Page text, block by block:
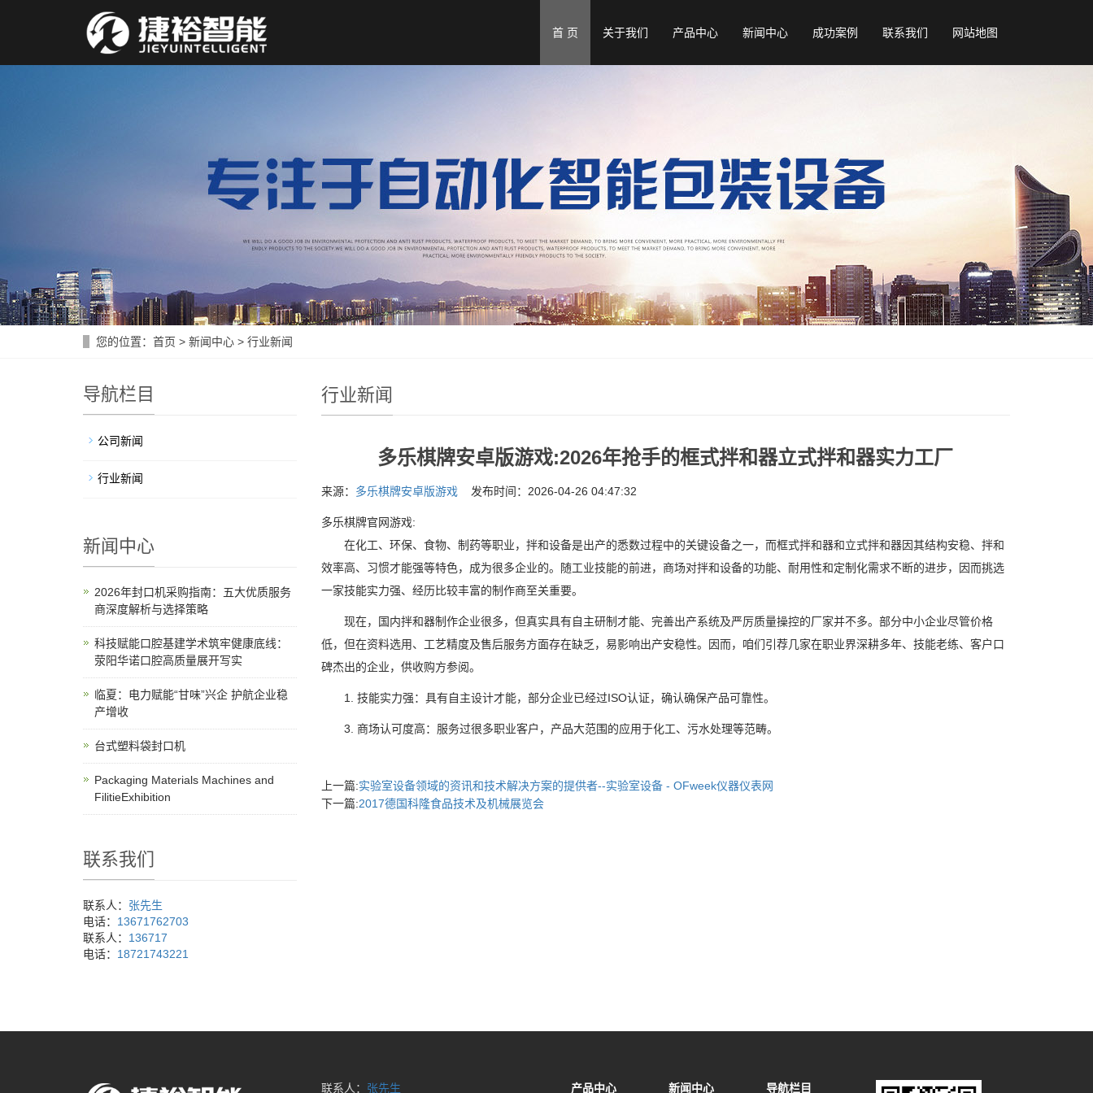
首 页 关于我们 产品中心 新闻中心 成功案例 联系我们 网站地图
您的位置： 首页 > 新闻中心 > 行业新闻
行业新闻
多乐棋牌安卓版游戏:2026年抢手的框式拌和器立式拌和器实力工厂
来源： 多乐棋牌安卓版游戏发布时间：2026-04-26 04:47:32
多乐棋牌官网游戏:
在化工、环保、食物、制药等职业，拌和设备是出产的悉数过程中的关键设备之一，而框式拌和器和立式拌和器因其结构安稳、拌和
效率高、习惯才能强等特色，成为很多企业的。随工业技能的前进，商场对拌和设备的功能、耐用性和定制化需求不断的进步，因而挑选
一家技能实力强、经历比较丰富的制作商至关重要。
现在，国内拌和器制作企业很多，但真实具有自主研制才能、完善出产系统及严厉质量操控的厂家并不多。部分中小企业尽管价格
低，但在资料选用、工艺精度及售后服务方面存在缺乏，易影响出产安稳性。因而，咱们引荐几家在职业界深耕多年、技能老练、客户口
碑杰出的企业，供收购方参阅。
1. 技能实力强：具有自主设计才能，部分企业已经过ISO认证，确认确保产品可靠性。
3. 商场认可度高：服务过很多职业客户，产品大范围的应用于化工、污水处理等范畴。
上一篇:实验室设备领域的资讯和技术解决方案的提供者--实验室设备 - OFweek仪器仪表网
下一篇:2017德国科隆食品技术及机械展览会
导航栏目
公司新闻
行业新闻
新闻中心
2026年封口机采购指南：五大优质服务
商深度解析与选择策略
科技赋能口腔基建学术筑牢健康底线：
荥阳华诺口腔高质量展开写实
临夏：电力赋能“甘味”兴企 护航企业稳
产增收
台式塑料袋封口机
Packaging Materials Machines and
FilitieExhibition
联系我们
联系人： 张先生
电话： 13671762703
联系人： 136717
电话： 18721743221
联系人： 张先生 产品中心 新闻中心 导航栏目